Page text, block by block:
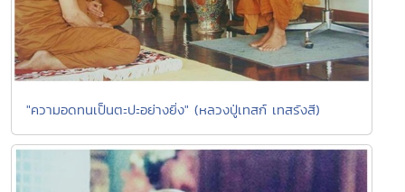
"ความอดทนเป็นตะปะอย่างยิ่ง" (หลวงปู่เทสก์ เทสรังสี)